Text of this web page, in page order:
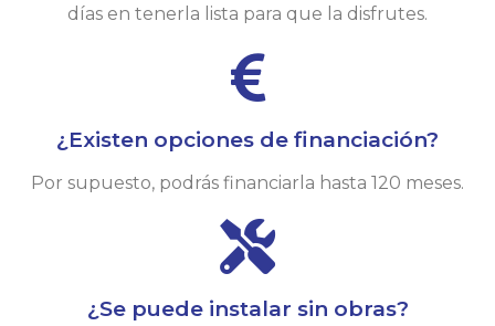
días en tenerla lista para que la disfrutes.
¿Existen opciones de financiación?
Por supuesto, podrás financiarla hasta 120 meses.
¿Se puede instalar sin obras?